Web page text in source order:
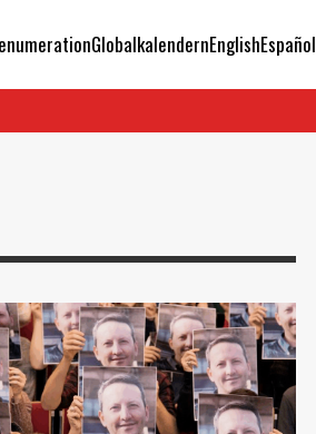
GlobalkalendernEnglishEspañol